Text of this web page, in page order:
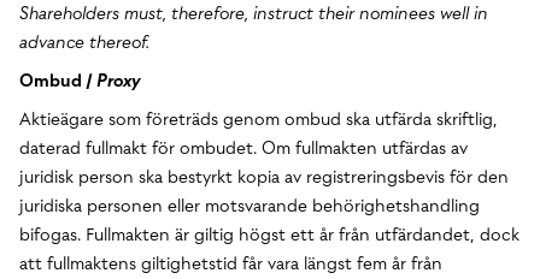
Shareholders must, therefore, instruct their nominees well in
advance thereof.
Ombud /Proxy
Aktieägare som företräds genom ombud ska utfärda skriftlig,
daterad fullmakt för ombudet. Om fullmakten utfärdas av
juridisk person ska bestyrkt kopia av registreringsbevis för den
juridiska personen eller motsvarande behörighetshandling
bifogas. Fullmakten är giltig högst ett år från utfärdandet, dock
att fullmaktens giltighetstid får vara längst fem år från